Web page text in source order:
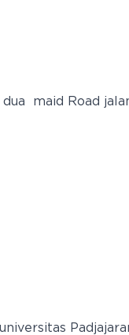
maid Road